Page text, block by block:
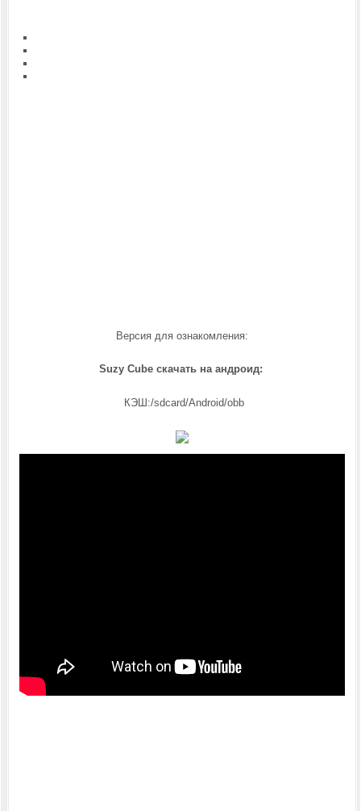
Версия для ознакомления:
Suzy Cube скачать на андроид:
КЭШ:/sdcard/Android/obb